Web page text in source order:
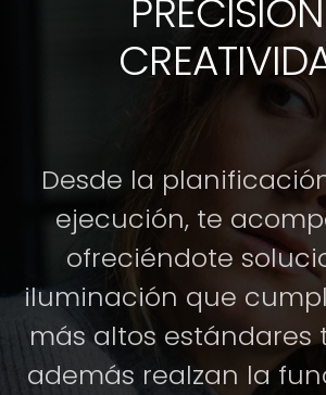
Desde la
ejecución, te
ofreciéndote
iluminación que
más altos estándares
además realzan la